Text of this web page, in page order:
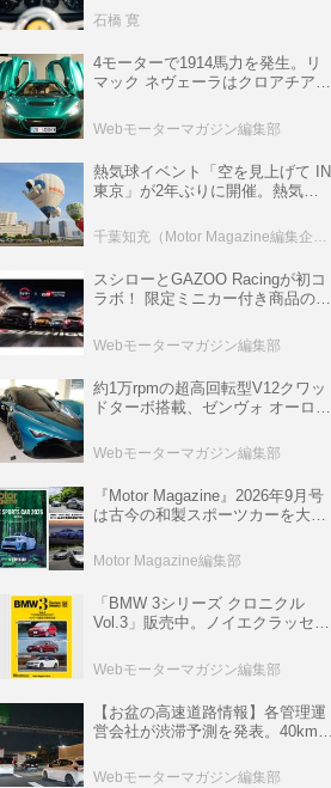
サ」に化けた理由
石橋 寛
4モーターで1914馬力を発生。リ
マック ネヴェーラはクロアチア発
ロニクル・完全版／115】
Webモーターマガジン編集部
熱気球イベント「空を見上げて IN
東京」が2年ぶりに開催。熱気球
室などのコンテンツも
千葉知充（Motor Magazine編集企画室）
スシローとGAZOO Racingが初コ
ラボ！ 限定ミニカー付き商品の
ト体験があたる抽選企画などを展
開
Webモーターマガジン編集部
約1万rpmの超高回転型V12クワッ
ドターボ搭載、ゼンヴォ オーロラ
イパーカー【スーパーカークロニ
クル・完全版／116】
Webモーターマガジン編集部
『Motor Magazine』2026年9月号
は古今の和製スポーツカーを大特
情報も満載
Motor Magazine編集部
「BMW 3シリーズ クロニクル
Vol.3」販売中。ノイエクラッセか
ムック
Webモーターマガジン編集部
【お盆の高速道路情報】各管理運
営会社が渋滞予測を発表。40km以
数ある
Webモーターマガジン編集部